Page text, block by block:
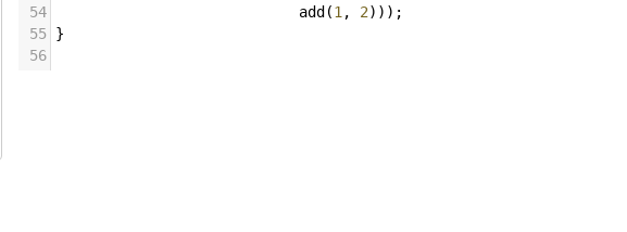
54
add (1 , 2)));
55 }
56